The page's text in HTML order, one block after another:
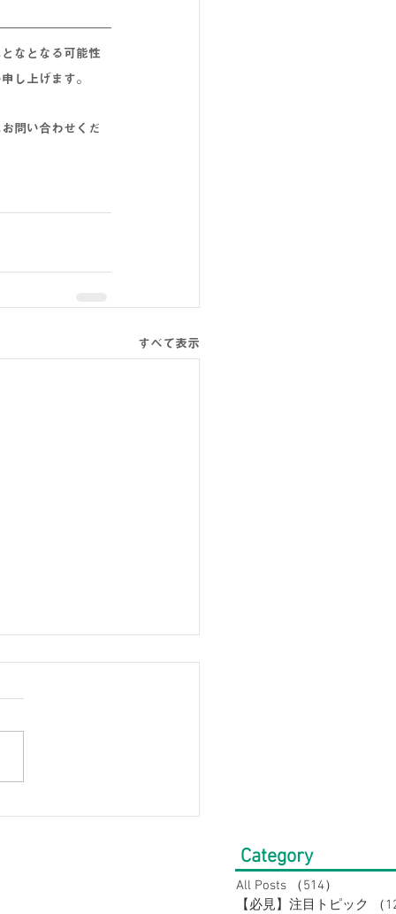
な となる 可能性
し上げます。
問い合わせくだ
すべて表示
でも快適】帰省・旅行
Category
All Posts （514）
【必見】注目トピック
（